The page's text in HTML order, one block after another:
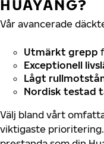
HUAYANG?
Vår avancerade
Utmärkt grepp
Exceptionell
Lågt
Nordisk testad
Välj bland vårt
viktigaste